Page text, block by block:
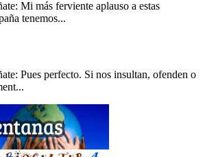
Mi más ferviente aplauso a estas
tenemos...
Pues perfecto. Si nos insultan, ofenden o